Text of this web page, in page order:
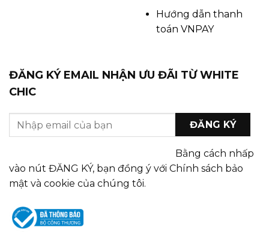
Hướng dẫn thanh
toán VNPAY
ĐĂNG KÝ EMAIL NHẬN ƯU ĐÃI TỪ WHITE
CHIC
Bằng cách nhấp
vào nút ĐĂNG KÝ, bạn đồng ý với Chính sách bảo
mật và cookie của chúng tôi.